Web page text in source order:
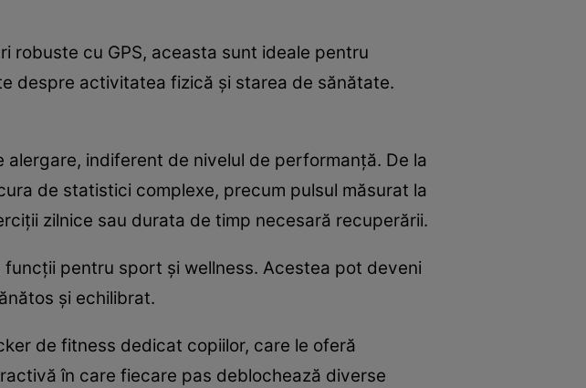
robuste cu GPS, aceasta sunt ideale pentru
despre activitatea fizică și starea de sănătate.
alergare, indiferent de nivelul de performanță. De la
de statistici complexe, precum pulsul măsurat la
zilnice sau durata de timp necesară recuperării.
pentru sport și wellness. Acestea pot deveni
și echilibrat.
de fitness dedicat copiilor, care le oferă
în care fiecare pas deblochează diverse